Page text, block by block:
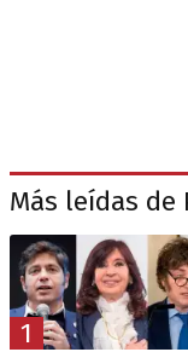
Más leídas de
1